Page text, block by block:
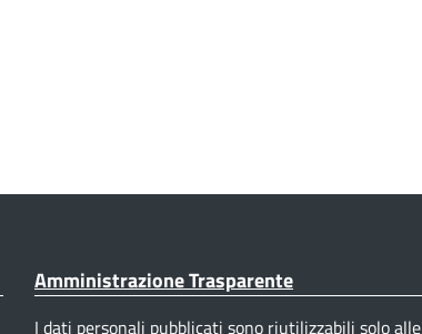
Amministrazione Trasparente
I dati personali pubblicati sono riutilizzabili solo alle